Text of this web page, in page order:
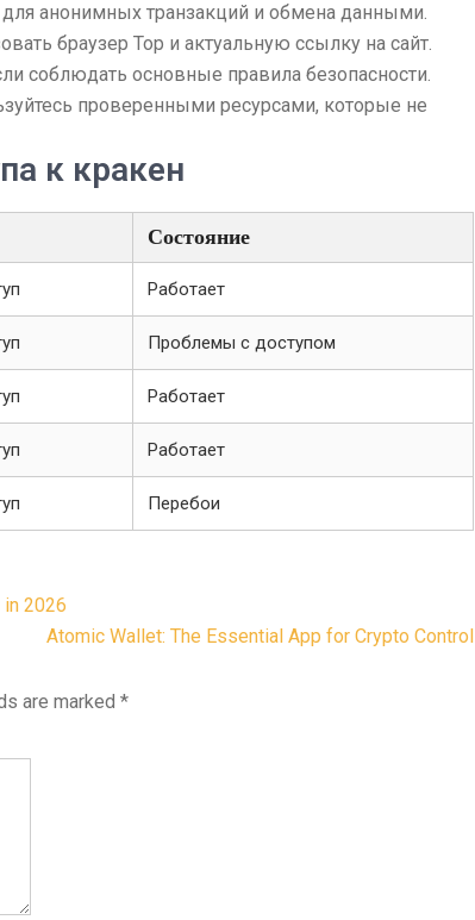
анонимных транзакций и обмена данными.
браузер Тор и актуальную ссылку на сайт.
соблюдать основные правила безопасности.
проверенными ресурсами, которые не
к кракен
Состояние
Работает
Проблемы с доступом
Работает
Работает
Перебои
2026
Atomic Wallet: The Essential App for Crypto Control
are marked *